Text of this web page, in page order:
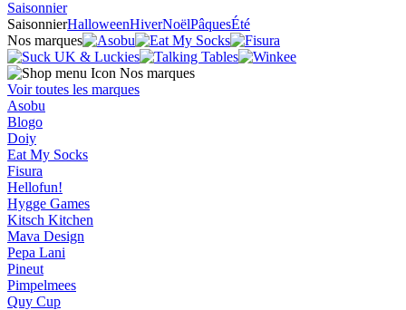
Saisonnier
SaisonnierHalloweenHiverNoëlPâquesÉté
Nos marques
Nos marques
Voir toutes les marques
Asobu
Blogo
Doiy
Eat My Socks
Fisura
Hellofun!
Hygge Games
Kitsch Kitchen
Mava Design
Pepa Lani
Pineut
Pimpelmees
Quy Cup